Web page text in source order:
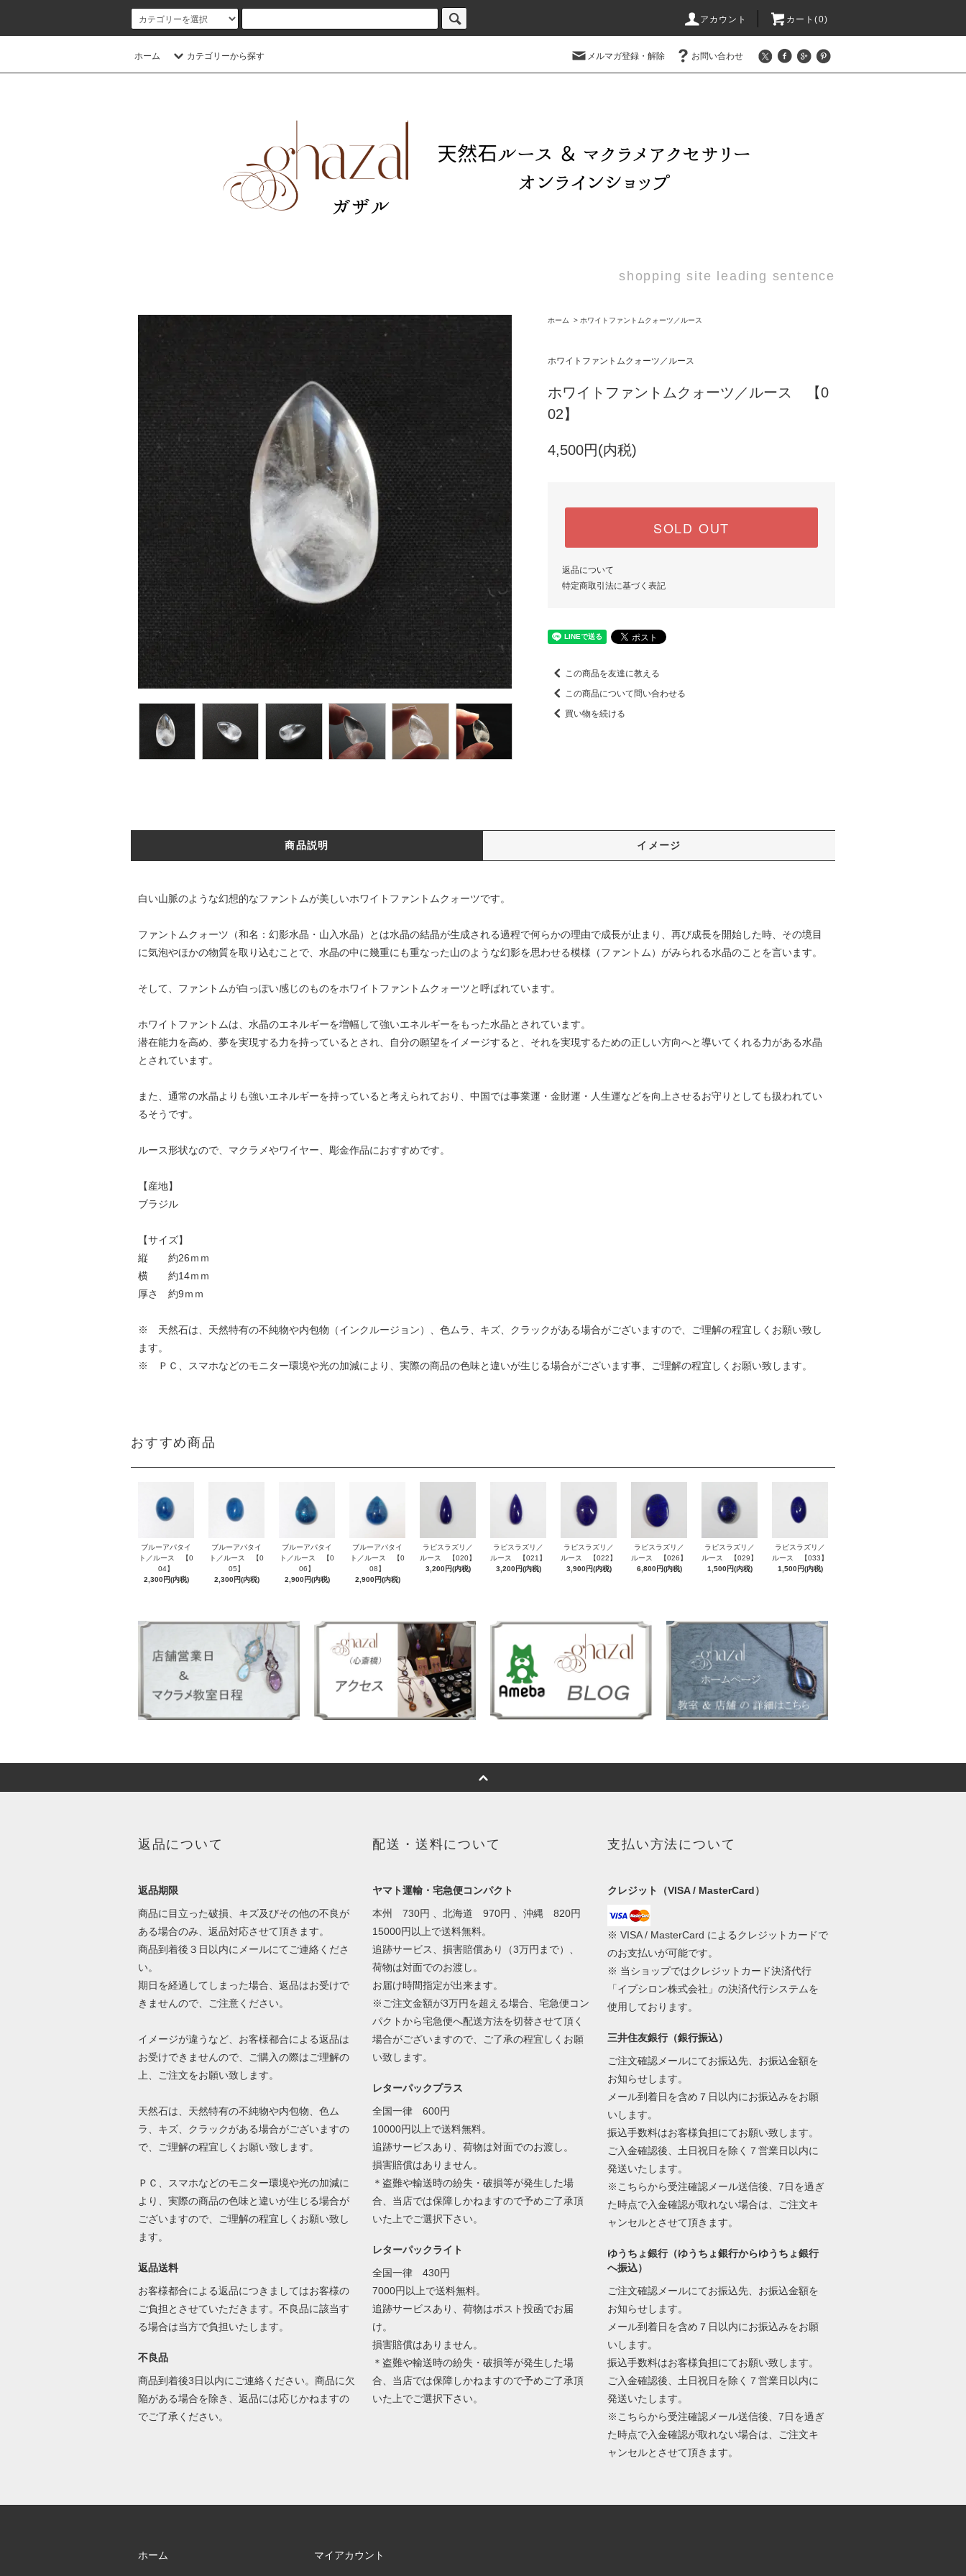
アカウント カート(0)
ホーム カテゴリーから探す メルマガ登録・解除 お問い合わせ
shopping site leading sentence
ホーム > ホワイトファントムクォーツ／ルース
ホワイトファントムクォーツ／ルース
ホワイトファントムクォーツ／ルース 【0
02】
4,500円(内税)
SOLD OUT
返品について
特定商取引法に基づく表記
この商品を友達に教える
この商品について問い合わせる
買い物を続ける
商品説明 イメージ
白い山脈のような幻想的なファントムが美しいホワイトファントムクォーツです。
ファントムクォーツ（和名：幻影水晶・山入水晶）とは水晶の結晶が生成される過程で何らかの理由で成長が止まり、再び成長を開始した時、その境目
に気泡やほかの物質を取り込むことで、水晶の中に幾重にも重なった山のような幻影を思わせる模様（ファントム）がみられる水晶のことを言います。
そして、ファントムが白っぽい感じのものをホワイトファントムクォーツと呼ばれています。
ホワイトファントムは、水晶のエネルギーを増幅して強いエネルギーをもった水晶とされています。
潜在能力を高め、夢を実現する力を持っているとされ、自分の願望をイメージすると、それを実現するための正しい方向へと導いてくれる力がある水晶
とされています。
また、通常の水晶よりも強いエネルギーを持っていると考えられており、中国では事業運・金財運・人生運などを向上させるお守りとしても扱われてい
るそうです。
ルース形状なので、マクラメやワイヤー、彫金作品におすすめです。
【産地】
ブラジル
【サイズ】
縦 約26ｍｍ
横 約14ｍｍ
厚さ 約9ｍｍ
※ 天然石は、天然特有の不純物や内包物（インクルージョン）、色ムラ、キズ、クラックがある場合がございますので、ご理解の程宜しくお願い致し
ます。
※ ＰＣ、スマホなどのモニター環境や光の加減により、実際の商品の色味と違いが生じる場合がございます事、ご理解の程宜しくお願い致します。
おすすめ商品
ブルーアパタイ
ト／ルース 【0
04】
2,300円(内税)
ブルーアパタイ
ト／ルース 【0
05】
2,300円(内税)
ブルーアパタイ
ト／ルース 【0
06】
2,900円(内税)
ブルーアパタイ
ト／ルース 【0
08】
2,900円(内税)
ラピスラズリ／
ルース 【020】
3,200円(内税)
ラピスラズリ／
ルース 【021】
3,200円(内税)
ラピスラズリ／
ルース 【022】
3,900円(内税)
ラピスラズリ／
ルース 【026】
6,800円(内税)
ラピスラズリ／
ルース 【029】
1,500円(内税)
ラピスラズリ／
ルース 【033】
1,500円(内税)
返品について
返品期限
商品に目立った破損、キズ及びその他の不良が
ある場合のみ、返品対応させて頂きます。
商品到着後３日以内にメールにてご連絡くださ
い。
期日を経過してしまった場合、返品はお受けで
きませんので、ご注意ください。
イメージが違うなど、お客様都合による返品は
お受けできませんので、ご購入の際はご理解の
上、ご注文をお願い致します。
天然石は、天然特有の不純物や内包物、色ム
ラ、キズ、クラックがある場合がございますの
で、ご理解の程宜しくお願い致します。
ＰＣ、スマホなどのモニター環境や光の加減に
より、実際の商品の色味と違いが生じる場合が
ございますので、ご理解の程宜しくお願い致し
ます。
返品送料
お客様都合による返品につきましてはお客様の
ご負担とさせていただきます。不良品に該当す
る場合は当方で負担いたします。
不良品
商品到着後3日以内にご連絡ください。商品に欠
陥がある場合を除き、返品には応じかねますの
でご了承ください。
配送・送料について
ヤマト運輸・宅急便コンパクト
本州 730円 、北海道 970円 、沖縄 820円
15000円以上で送料無料。
追跡サービス、損害賠償あり（3万円まで）、
荷物は対面でのお渡し。
お届け時間指定が出来ます。
※ご注文金額が3万円を超える場合、宅急便コン
パクトから宅急便へ配送方法を切替させて頂く
場合がございますので、ご了承の程宜しくお願
い致します。
レターパックプラス
全国一律 600円
10000円以上で送料無料。
追跡サービスあり、荷物は対面でのお渡し。
損害賠償はありません。
＊盗難や輸送時の紛失・破損等が発生した場
合、当店では保障しかねますので予めご了承頂
いた上でご選択下さい。
レターパックライト
全国一律 430円
7000円以上で送料無料。
追跡サービスあり、荷物はポスト投函でお届
け。
損害賠償はありません。
＊盗難や輸送時の紛失・破損等が発生した場
合、当店では保障しかねますので予めご了承頂
いた上でご選択下さい。
支払い方法について
クレジット（VISA / MasterCard）
※ VISA / MasterCard によるクレジットカードで
のお支払いが可能です。
※ 当ショップではクレジットカード決済代行
「イプシロン株式会社」の決済代行システムを
使用しております。
三井住友銀行（銀行振込）
ご注文確認メールにてお振込先、お振込金額を
お知らせします。
メール到着日を含め７日以内にお振込みをお願
いします。
振込手数料はお客様負担にてお願い致します。
ご入金確認後、土日祝日を除く７営業日以内に
発送いたします。
※こちらから受注確認メール送信後、7日を過ぎ
た時点で入金確認が取れない場合は、ご注文キ
ャンセルとさせて頂きます。
ゆうちょ銀行（ゆうちょ銀行からゆうちょ銀行
へ振込）
ご注文確認メールにてお振込先、お振込金額を
お知らせします。
メール到着日を含め７日以内にお振込みをお願
いします。
振込手数料はお客様負担にてお願い致します。
ご入金確認後、土日祝日を除く７営業日以内に
発送いたします。
※こちらから受注確認メール送信後、7日を過ぎ
た時点で入金確認が取れない場合は、ご注文キ
ャンセルとさせて頂きます。
ホーム マイアカウント